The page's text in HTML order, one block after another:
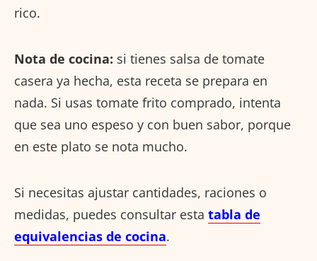
rico.
Nota de cocina: si tienes salsa de tomate
casera ya hecha, esta receta se prepara en
nada. Si usas tomate frito comprado, intenta
que sea uno espeso y con buen sabor, porque
en este plato se nota mucho.
Si necesitas ajustar cantidades, raciones o
medidas, puedes consultar esta tabla de
equivalencias de cocina.